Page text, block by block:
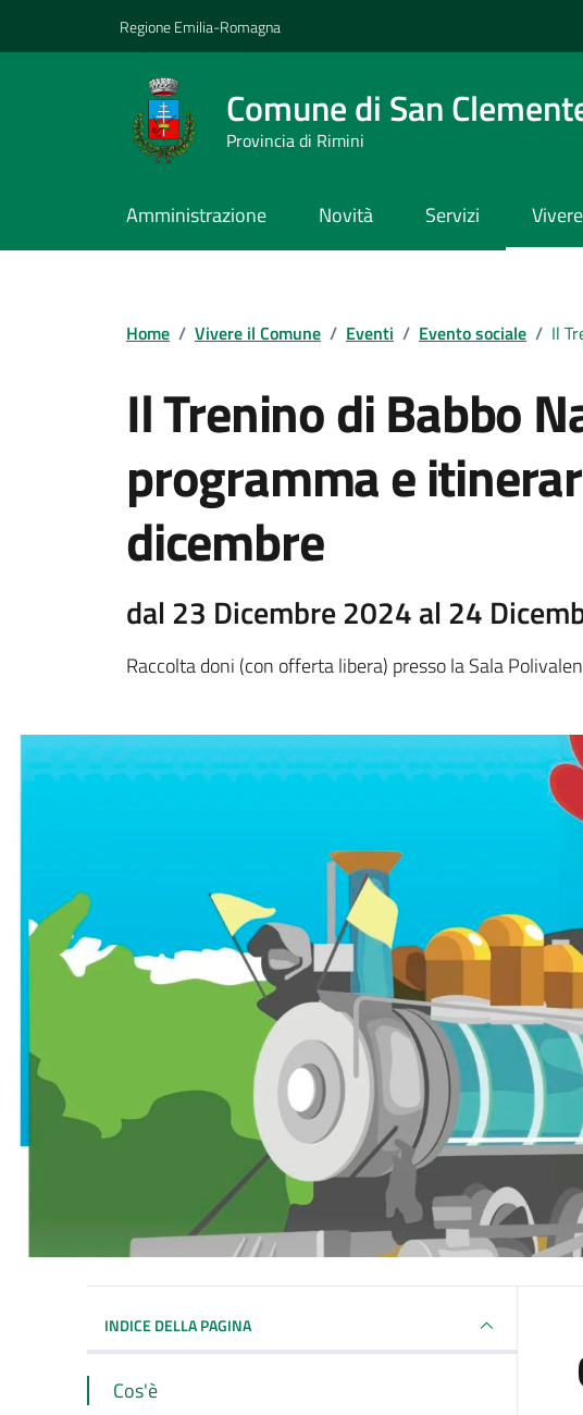
Regione Emilia-Romagna
Comune di San
Provincia di Rimini
Amministrazione Novità Servizi
Home / Vivere il Comune / Eventi / Evento sociale / Il
Il Trenino di Babbo
programma e
dicembre
dal 23 Dicembre 2024 al 24
Raccolta doni (con offerta libera) presso la Sala
INDICE DELLA PAGINA
Cos'è